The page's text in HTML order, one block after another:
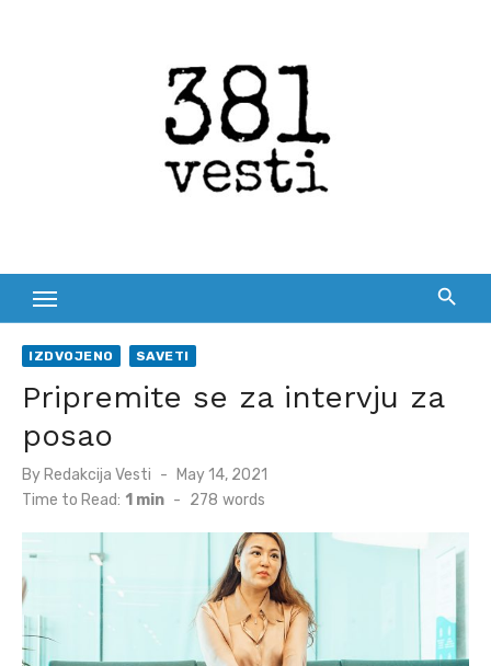
IZDVOJENO SAVETI
Pripremite se za intervju za
posao
By Redakcija Vesti
Posted
on
May 14, 2021
Time to Read: 1 min - 278 words